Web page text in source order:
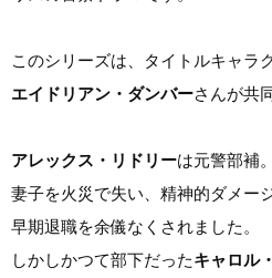
このシリーズは、タイトルキャラ
エイドリアン・ダンバーさんが共
アレックス・リドリーは元警部補。
妻子を火災で失い、精神的ダメー
早期退職を余儀なくされました。
しかしかつて部下だったキャロル